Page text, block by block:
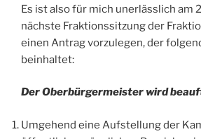
Es ist also für mich unerlässlich am
nächste Fraktionssitzung der
einen Antrag vorzulegen, der
beinhaltet:
Der Oberbürgermeister wird
Umgehend eine Aufstellung der